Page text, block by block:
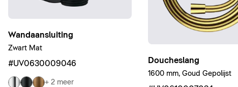
Wandaansluiting
Zwart Mat
#UV0630009046
+ 2 meer
Doucheslang
1600 mm, Goud Gepolijst